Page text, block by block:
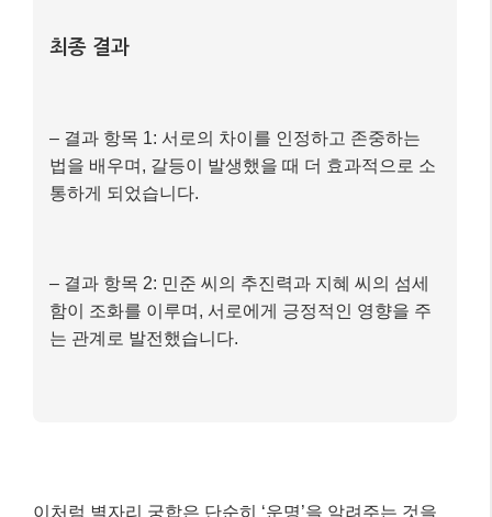
최종 결과
– 결과 항목 1: 서로의 차이를 인정하고 존중하는
법을 배우며, 갈등이 발생했을 때 더 효과적으로 소
통하게 되었습니다.
– 결과 항목 2: 민준 씨의 추진력과 지혜 씨의 섬세
함이 조화를 이루며, 서로에게 긍정적인 영향을 주
는 관계로 발전했습니다.
이처럼 별자리 궁합은 단순히 ‘운명’을 알려주는 것을